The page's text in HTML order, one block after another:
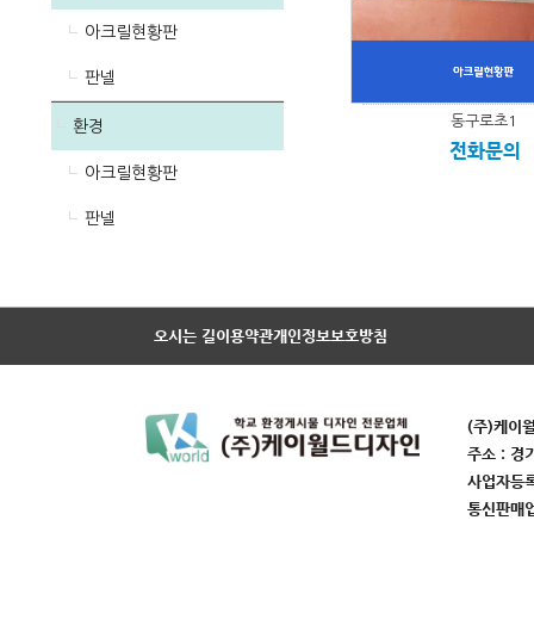
아크릴현황판
판넬
환경
아크릴현황판
판넬
동구로초1
전화문의
오시는 길이용약관개인정보보호방침
(주)케이
주소 : 경
사업자
통신판매